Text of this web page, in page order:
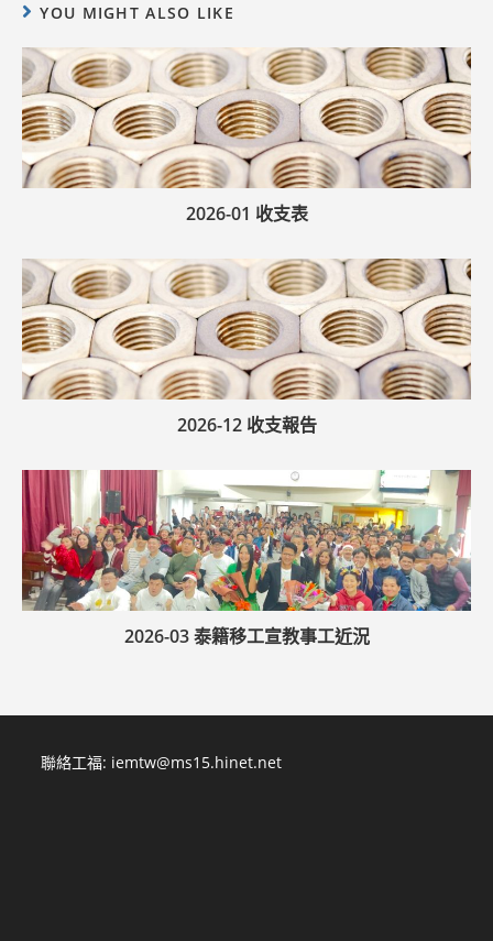
YOU MIGHT ALSO LIKE
2026-01 收支表
2026-12 收支報告
2026-03 泰籍移工宣教事工近況
聯絡工福: iemtw@ms15.hinet.net